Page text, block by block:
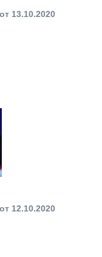
13.10.2020
12.10.2020